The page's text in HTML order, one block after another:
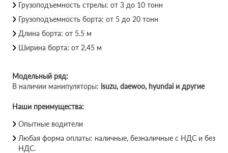
Грузоподъемность стрелы: от 3 до 10 тонн
Грузоподъемность борта: от 5 до 20 тонн
Длина борта: от 5.5 м
Ширина борта: от 2,45 м
Модельный ряд:
В наличии манипуляторы: isuzu, daewoo, hyundai и другие
Наши преимущества:
Опытные водители
Любая форма оплаты: наличные, безналичные с НДС и без
НДС.